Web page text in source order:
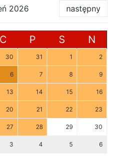
2026 następny
C P S N
30 31 1 2
6 7 8 9
13 14 15 16
20 21 22 23
27 28 29 30
3 4 5 6